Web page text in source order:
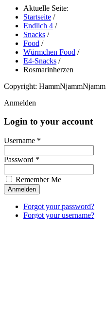
Aktuelle Seite:
Startseite /
Endlich 4 /
Snacks /
Food /
Würmchen Food /
E4-Snacks /
Rosmarinherzen
Copyright: HammNjammNjamm
Anmelden
Login to your account
Username *
Password *
Remember Me
Forgot your password?
Forgot your username?